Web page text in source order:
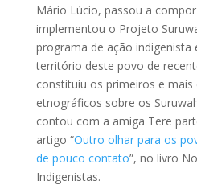
Mário Lúcio, passou a
implementou o Projeto
programa de ação indigenista
território deste povo de
constituiu os primeiros e
etnográficos sobre os
contou com a amiga Tere
artigo “Outro olhar para os
de pouco contato”, no livro
Indigenistas.